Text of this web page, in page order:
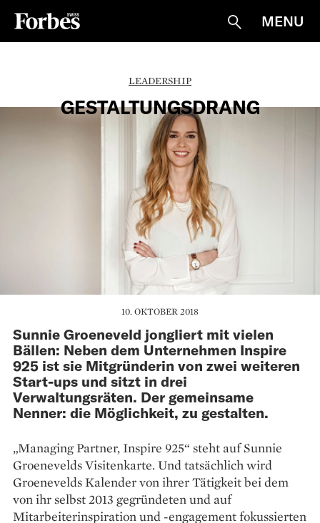
Suche
MENU
LEADERSHIP
GESTALTUNGSDRANG
10. OKTOBER 2018
Sunnie Groeneveld jongliert mit vielen
Bällen: Neben dem Unternehmen Inspire
925 ist sie Mitgründerin von zwei weiteren
Start-ups und sitzt in drei
Verwaltungsräten. Der gemeinsame
Nenner: die Möglichkeit, zu gestalten.
„Managing Partner, Inspire 925“ steht auf Sunnie
Groenevelds Visitenkarte. Und tatsächlich wird
Groenevelds Kalender von ihrer Tätigkeit bei dem
von ihr selbst 2013 gegründeten und auf
Mitarbeiterinspiration und -engagement fokussierten